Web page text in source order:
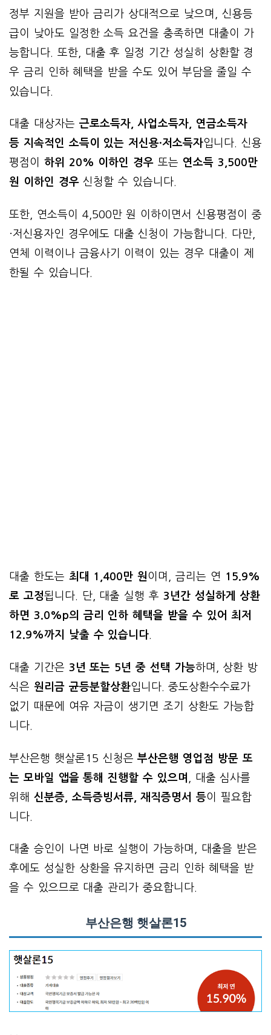
정부 지원을 받아 금리가 상대적으로 낮으며, 신용등
급이 낮아도 일정한 소득 요건을 충족하면 대출이 가
능합니다. 또한, 대출 후 일정 기간 성실히 상환할 경
우 금리 인하 혜택을 받을 수도 있어 부담을 줄일 수
있습니다.
대출 대상자는 근로소득자, 사업소득자, 연금소득자
등 지속적인 소득이 있는 저신용·저소득자입니다. 신용
평점이
하위 20% 이하인 경우 또는 연소득 3,500만
원 이하인 경우 신청할 수 있습니다.
또한, 연소득이 4,500만 원 이하이면서 신용평점이 중
·저신용자인 경우에도 대출 신청이 가능합니다. 다만,
연체 이력이나 금융사기 이력이 있는 경우 대출이 제
한될 수 있습니다.
대출 한도는 최대 1,400만 원이며, 금리는 연
15.9%
로 고정됩니다. 단, 대출 실행 후 3년간 성실하게 상환
하면 3.0%p의 금리 인하 혜택을 받을 수 있어 최저
12.9%까지 낮출 수 있습니다
대출 기간은 3년 또는 5년 중 선택 가능하며, 상환 방
식은 원리금 균등분할상환입니다. 중도상환수수료가
없기 때문에 여유 자금이 생기면 조기 상환도 가능합
니다.
부산은행 햇살론15 신청은 부산은행 영업점 방문 또
는 모바일 앱을 통해 진행할 수 있으며
, 대출 심사를
위해 신분증, 소득증빙서류, 재직증명서 등이 필요합
니다.
대출 승인이 나면 바로 실행이 가능하며, 대출을 받은
후에도 성실한 상환을 유지하면 금리 인하 혜택을 받
을 수 있으므로 대출 관리가 중요합니다.
부산은행 햇살론15